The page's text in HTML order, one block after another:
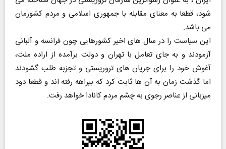
شود، قطعا به معنای مقابله با جمهوری اسلامی و مردم کشورمان
می باشد.
این سیاست را در سال های اخیر کشورهایی چون فرانسه و آلبانی
آزمودند و به جای تعامل با تهران و دولت برآمده از اراده ملت،
آغوش خود را برای جریان های تروریستی و تجزبه طلب گشودند
اما گذشت زمان به آن ها ثابت کرد که بیراهه رفته اند و قطعا دود
میزبانی از عناصر رجوی به چشم مردم کانادا خواهد رفت.